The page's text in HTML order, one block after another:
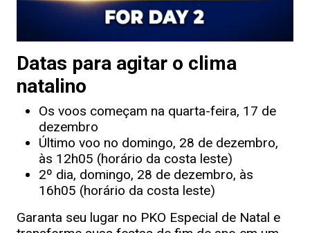
Datas para agitar o clima
natalino
Os voos começam na quarta-feira, 17 de
dezembro
Último voo no domingo, 28 de dezembro,
às 12h05 (horário da costa leste)
2º dia, domingo, 28 de dezembro, às
16h05 (horário da costa leste)
Garanta seu lugar no PKO Especial de Natal e